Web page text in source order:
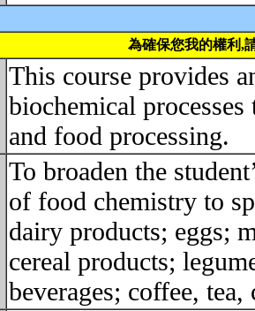
為確保您我的權利,
This course provides
biochemical
and food processing.
To broaden the
of food chemistry to
dairy products; eggs;
cereal products;
beverages; coffee,